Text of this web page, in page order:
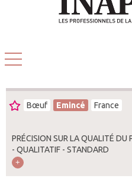
Bœuf Emincé France
PRÉCISION SUR LA QUALITÉ
- QUALITATIF - STANDARD